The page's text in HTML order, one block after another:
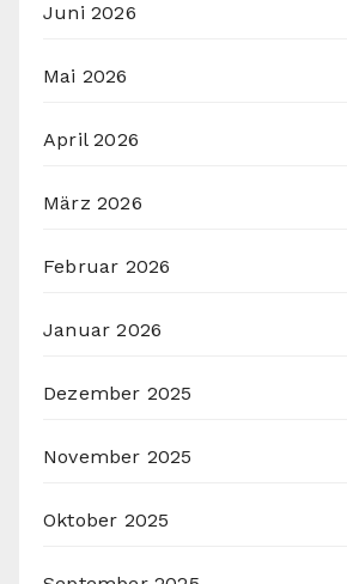
Juni 2026
Mai 2026
April 2026
März 2026
Februar 2026
Januar 2026
Dezember 2025
November 2025
Oktober 2025